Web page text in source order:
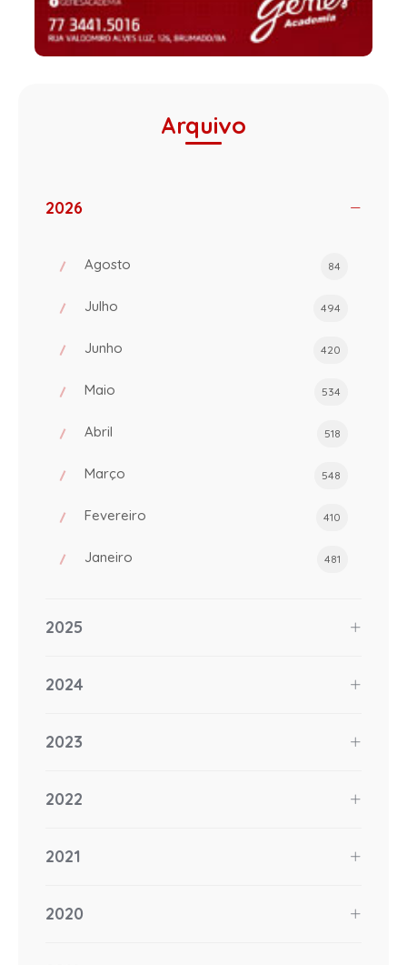
Arquivo
2026
Agosto 84
Julho 494
Junho 420
Maio 534
Abril 518
Março 548
Fevereiro 410
Janeiro 481
2025
2024
2023
2022
2021
2020